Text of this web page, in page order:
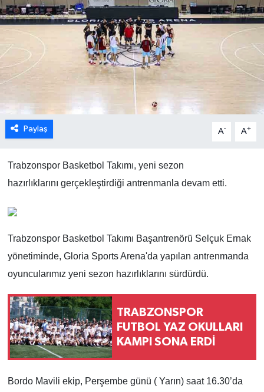
Paylaş A- A+
Trabzonspor Basketbol Takımı, yeni sezon
hazırlıklarını gerçekleştirdiği antrenmanla devam etti.
Trabzonspor Basketbol Takımı Başantrenörü Selçuk Ernak
yönetiminde, Gloria Sports Arena'da yapılan antrenmanda
oyuncularımız yeni sezon hazırlıklarını sürdürdü.
TRABZONSPOR
FUTBOL YAZ OKULLARI
KAMPI SONA ERDİ
Bordo Mavili ekip, Perşembe günü ( Yarın) saat 16.30’da